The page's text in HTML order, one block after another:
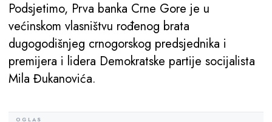
Podsjetimo, Prva banka Crne Gore je u
većinskom vlasništvu rođenog brata
dugogodišnjeg crnogorskog predsjednika i
premijera i lidera Demokratske partije socijalista
Mila Đukanovića.